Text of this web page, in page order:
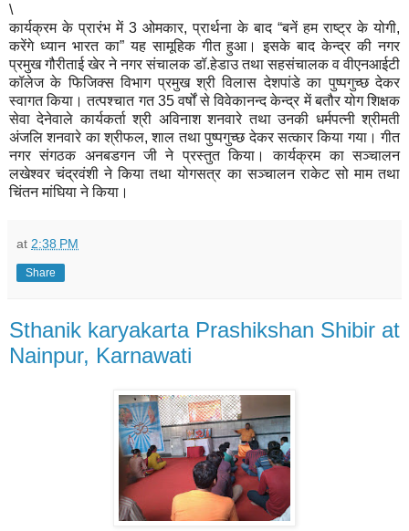
\
कार्यक्रम के प्रारंभ में 3 ओमकार, प्रार्थना के बाद “बनें हम राष्ट्र के योगी,
करेंगे ध्यान भारत का” यह सामूहिक गीत हुआ। इसके बाद केन्द्र की नगर
प्रमुख गौरीताई खेर ने नगर संचालक डॉ.हेडाउ तथा सहसंचालक व वीएनआईटी
कॉलेज के फिजिक्स विभाग प्रमुख श्री विलास देशपांडे का पुष्पगुच्छ देकर
स्वागत किया। तत्पश्चात गत 35 वर्षों से विवेकानन्द केन्द्र में बतौर योग शिक्षक
सेवा देनेवाले कार्यकर्ता श्री अविनाश शनवारे तथा उनकी धर्मपत्नी श्रीमती
अंजलि शनवारे का श्रीफल, शाल तथा पुष्पगुच्छ देकर सत्कार किया गया। गीत
नगर संगठक अनबडगन जी ने प्रस्तुत किया। कार्यक्रम का सञ्चालन
लखेश्वर चंद्रवंशी ने किया तथा योगसत्र का सञ्चालन राकेट सो माम तथा
चिंतन मांघिया ने किया।
at 2:38 PM
Share
Sthanik karyakarta Prashikshan Shibir at
Nainpur, Karnawati